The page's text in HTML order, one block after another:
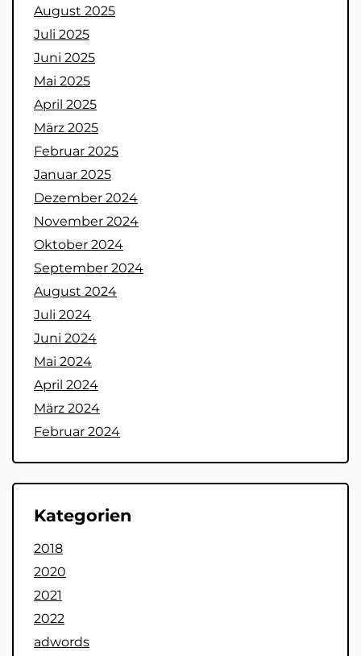
August 2025
Juli 2025
Juni 2025
Mai 2025
April 2025
März 2025
Februar 2025
Januar 2025
Dezember 2024
November 2024
Oktober 2024
September 2024
August 2024
Juli 2024
Juni 2024
Mai 2024
April 2024
März 2024
Februar 2024
Kategorien
2018
2020
2021
2022
adwords